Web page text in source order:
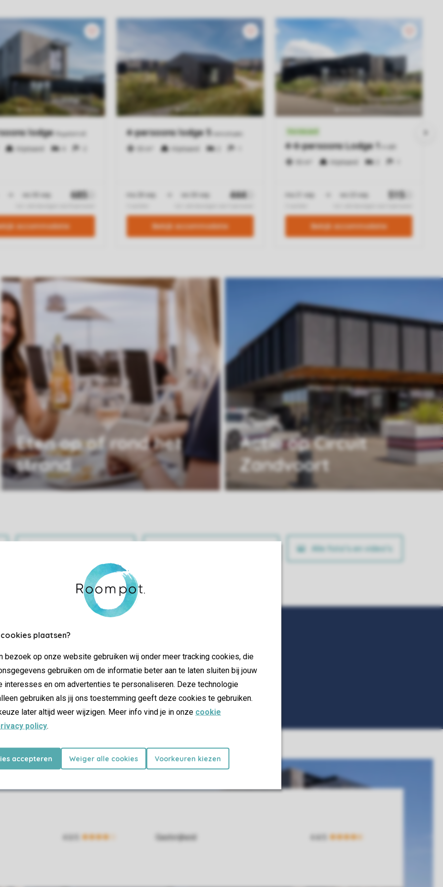
plaatsen?
bezoek op onze website gebruiken wij onder meer tracking cookies, die
gebruiken om de informatie beter aan te laten sluiten bij jouw
interesses en om advertenties te personaliseren. Deze technologie
gebruiken als jij ons toestemming geeft deze cookies te gebruiken.
later altijd weer wijzigen. Meer info vind je in onze cookie
policy.
accepteren Weiger alle cookies Voorkeuren kiezen
Eten op of rond het
strand
Actie op Circuit
Zandvoort
Alle foto’s en video’s
Gastvrijheid